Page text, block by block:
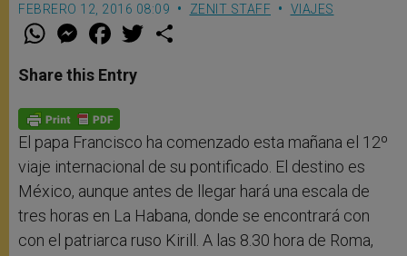
FEBRERO 12, 2016 08:09 ZENIT STAFF VIAJES
W
t
s
p
p
M
e
s
e
g
e
r
F
a
e
b
o
k
w
Share this Entry
El papa Francisco ha comenzado esta mañana el 12º
viaje internacional de su pontificado. El destino es
México, aunque antes de llegar hará una escala de
tres horas en La Habana, donde se encontrará con
con el patriarca ruso Kirill. A las 8.30 hora de Roma,